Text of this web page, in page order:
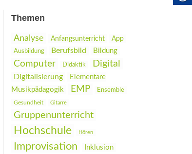
Themen
Analyse Anfangsunterricht
App
Ausbildung
Berufsbild Bildung
Computer Didaktik Digital
Digitalisierung
Elementare
Musikpädagogik
EMP Ensemble
Gesundheit Gitarre
Gruppenunterricht
Hochschule Hören
Improvisation Inklusion